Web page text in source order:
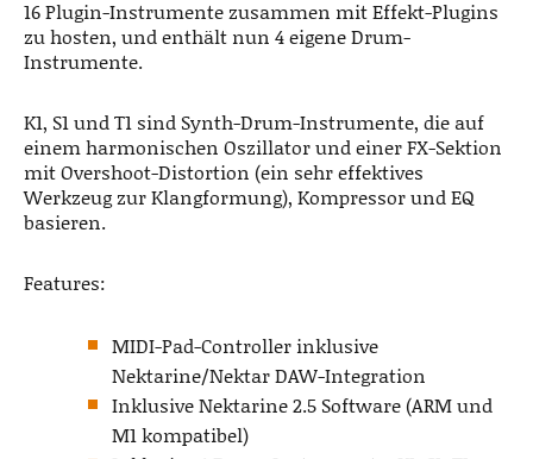
16 Plugin-Instrumente zusammen mit Effekt-Plugins
zu hosten, und enthält nun 4 eigene Drum-
Instrumente.
K1, S1 und T1 sind Synth-Drum-Instrumente, die auf
einem harmonischen Oszillator und einer FX-Sektion
mit Overshoot-Distortion (ein sehr effektives
Werkzeug zur Klangformung), Kompressor und EQ
basieren.
Features:
MIDI-Pad-Controller inklusive
Nektarine/Nektar DAW-Integration
Inklusive Nektarine 2.5 Software (ARM und
M1 kompatibel)